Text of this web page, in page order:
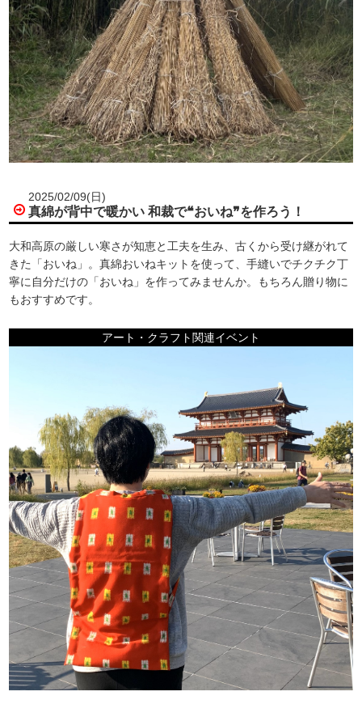
2025/02/09(日)
真綿が背中で暖かい 和裁で❝おいね❞を作ろう！
大和高原の厳しい寒さが知恵と工夫を生み、古くから受け継がれて
きた「おいね」。真綿おいねキットを使って、手縫いでチクチク丁
寧に自分だけの「おいね」を作ってみませんか。もちろん贈り物に
もおすすめです。
アート・クラフト関連イベント